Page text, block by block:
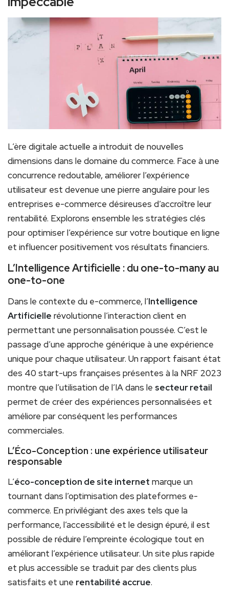
L’ère digitale actuelle a introduit de nouvelles
dimensions dans le domaine du commerce. Face à une
concurrence redoutable, améliorer l’expérience
utilisateur est devenue une pierre angulaire pour les
entreprises e-commerce désireuses d’accroître leur
rentabilité. Explorons ensemble les stratégies clés
pour optimiser l’expérience sur votre boutique en ligne
et influencer positivement vos résultats financiers.
L’Intelligence Artificielle : du one-to-many au
one-to-one
Dans le contexte du e-commerce, l’Intelligence
Artificielle révolutionne l’interaction client en
permettant une personnalisation poussée. C’est le
passage d’une approche générique à une expérience
unique pour chaque utilisateur. Un rapport faisant état
des 40 start-ups françaises présentes à la NRF 2023
montre que l’utilisation de l’IA dans le secteur retail
permet de créer des expériences personnalisées et
améliore par conséquent les performances
commerciales.
L’Éco-Conception : une expérience utilisateur
responsable
L’éco-conception de site internet marque un
tournant dans l’optimisation des plateformes e-
commerce. En privilégiant des axes tels que la
performance, l’accessibilité et le design épuré, il est
possible de réduire l’empreinte écologique tout en
améliorant l’expérience utilisateur. Un site plus rapide
et plus accessible se traduit par des clients plus
satisfaits et une rentabilité accrue.